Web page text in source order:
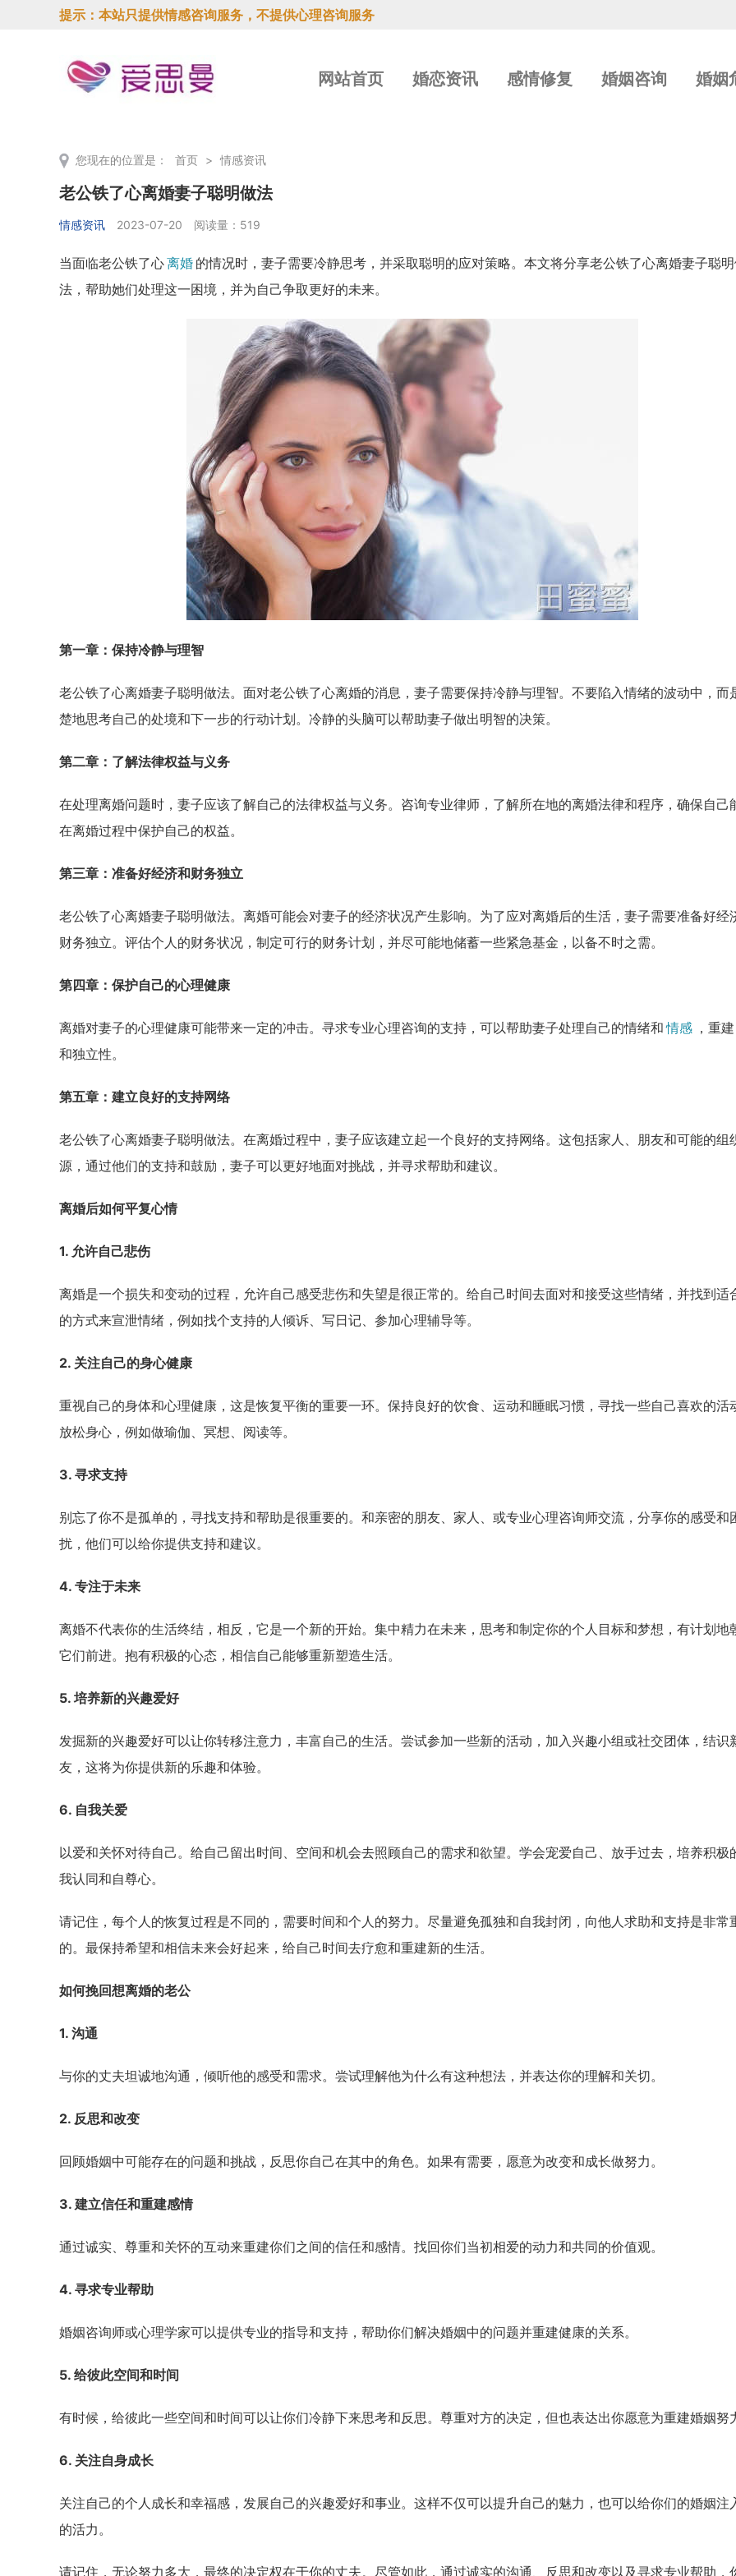
提示：本站只提供情感咨询服务，不提供心理咨询服务
网站首页 婚恋资讯 感情修复 婚姻咨询 婚姻
您现在的位置是： 首页 > 情感资讯
老公铁了心离婚妻子聪明做法
情感资讯 2023-07-20 阅读量：519
当面临老公铁了心离婚 的情况时，妻子需要冷静思考，并采取聪明的应对策略。本文将分享老公铁了心离婚妻子聪
法，帮助她们处理这一困境，并为自己争取更好的未来。
第一章：保持冷静与理智
老公铁了心离婚妻子聪明做法。面对老公铁了心离婚的消息，妻子需要保持冷静与理智。不要陷入情绪的波动中，而
楚地思考自己的处境和下一步的行动计划。冷静的头脑可以帮助妻子做出明智的决策。
第二章：了解法律权益与义务
在处理离婚问题时，妻子应该了解自己的法律权益与义务。咨询专业律师，了解所在地的离婚法律和程序，确保自己
在离婚过程中保护自己的权益。
第三章：准备好经济和财务独立
老公铁了心离婚妻子聪明做法。离婚可能会对妻子的经济状况产生影响。为了应对离婚后的生活，妻子需要准备好经
财务独立。评估个人的财务状况，制定可行的财务计划，并尽可能地储蓄一些紧急基金，以备不时之需。
第四章：保护自己的心理健康
离婚对妻子的心理健康可能带来一定的冲击。寻求专业心理咨询的支持，可以帮助妻子处理自己的情绪和 情感 ，重
和独立性。
第五章：建立良好的支持网络
老公铁了心离婚妻子聪明做法。在离婚过程中，妻子应该建立起一个良好的支持网络。这包括家人、朋友和可能的组
源，通过他们的支持和鼓励，妻子可以更好地面对挑战，并寻求帮助和建议。
离婚后如何平复心情
1. 允许自己悲伤
离婚是一个损失和变动的过程，允许自己感受悲伤和失望是很正常的。给自己时间去面对和接受这些情绪，并找到适
的方式来宣泄情绪，例如找个支持的人倾诉、写日记、参加心理辅导等。
2. 关注自己的身心健康
重视自己的身体和心理健康，这是恢复平衡的重要一环。保持良好的饮食、运动和睡眠习惯，寻找一些自己喜欢的活
放松身心，例如做瑜伽、冥想、阅读等。
3. 寻求支持
别忘了你不是孤单的，寻找支持和帮助是很重要的。和亲密的朋友、家人、或专业心理咨询师交流，分享你的感受和
扰，他们可以给你提供支持和建议。
4. 专注于未来
离婚不代表你的生活终结，相反，它是一个新的开始。集中精力在未来，思考和制定你的个人目标和梦想，有计划地
它们前进。抱有积极的心态，相信自己能够重新塑造生活。
5. 培养新的兴趣爱好
发掘新的兴趣爱好可以让你转移注意力，丰富自己的生活。尝试参加一些新的活动，加入兴趣小组或社交团体，结识
友，这将为你提供新的乐趣和体验。
6. 自我关爱
以爱和关怀对待自己。给自己留出时间、空间和机会去照顾自己的需求和欲望。学会宠爱自己、放手过去，培养积极
我认同和自尊心。
请记住，每个人的恢复过程是不同的，需要时间和个人的努力。尽量避免孤独和自我封闭，向他人求助和支持是非常
的。最保持希望和相信未来会好起来，给自己时间去疗愈和重建新的生活。
如何挽回想离婚的老公
1. 沟通
与你的丈夫坦诚地沟通，倾听他的感受和需求。尝试理解他为什么有这种想法，并表达你的理解和关切。
2. 反思和改变
回顾婚姻中可能存在的问题和挑战，反思你自己在其中的角色。如果有需要，愿意为改变和成长做努力。
3. 建立信任和重建感情
通过诚实、尊重和关怀的互动来重建你们之间的信任和感情。找回你们当初相爱的动力和共同的价值观。
4. 寻求专业帮助
婚姻咨询师或心理学家可以提供专业的指导和支持，帮助你们解决婚姻中的问题并重建健康的关系。
5. 给彼此空间和时间
有时候，给彼此一些空间和时间可以让你们冷静下来思考和反思。尊重对方的决定，但也表达出你愿意为重建婚姻努
6. 关注自身成长
关注自己的个人成长和幸福感，发展自己的兴趣爱好和事业。这样不仅可以提升自己的魅力，也可以给你们的婚姻注
的活力。
请记住，无论努力多大，最终的决定权在于你的丈夫。尽管如此，通过诚实的沟通、反思和改变以及寻求专业帮助，